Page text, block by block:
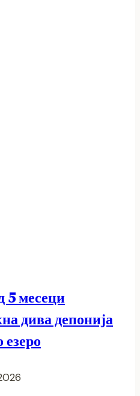
5 месеци
дива депонија